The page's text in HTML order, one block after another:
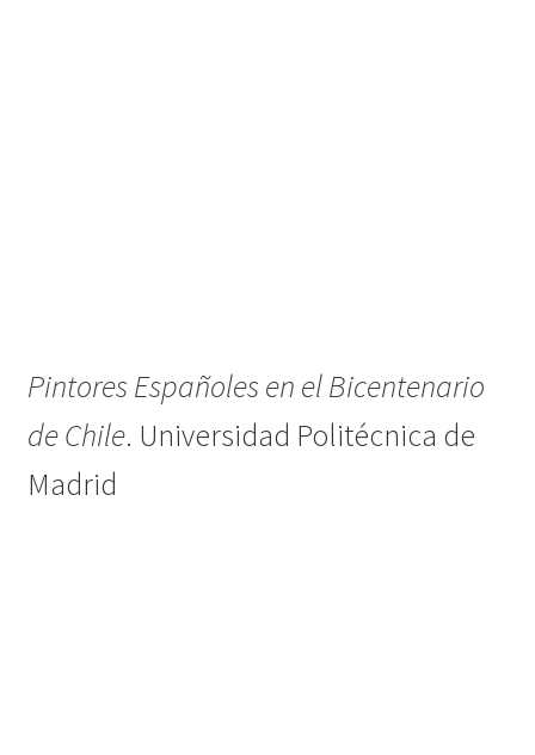
Pintores Españoles en el Bicentenario
de Chile. Universidad Politécnica de
Madrid